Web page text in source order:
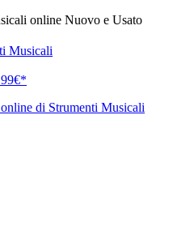
online Nuovo e Usato
Musicali